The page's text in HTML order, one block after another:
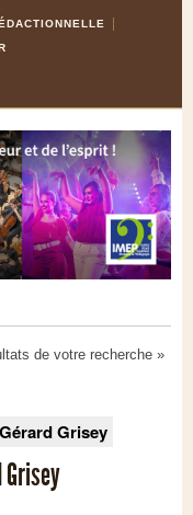
de votre recherche »
Gérard Grisey
Grisey